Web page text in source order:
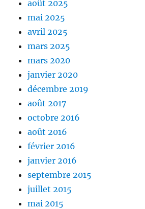
août 2025
mai 2025
avril 2025
mars 2025
mars 2020
janvier 2020
décembre 2019
août 2017
octobre 2016
août 2016
février 2016
janvier 2016
septembre 2015
juillet 2015
mai 2015